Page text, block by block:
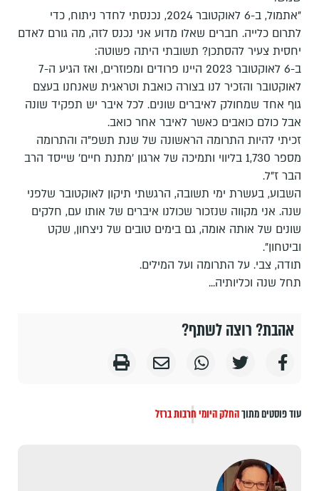
"אתמול, ב-6 לאוקטובר 2024, נכנסתי לחדר ניתוח, כדי
לתרום כלייה. חברים שאלו מדוע אני נכנס לזה, מה גורם לאדם
יחסית צעיר להסתכן? תשובתי היתה פשוטה:
ב-6 לאוקטובר 2023 היינו פרודים ומפוזרים, ואז הגיע ה-7
לאוקטובר והזכיר לנו בצורה כואבת וטראגית שאנחנו בעצם
גוף אחד שמחולק לאיברים שונים. לכל איבר יש תפקיד שונה
אבל כולם כואבים כאשר לאיבר אחר כואב.
זכיתי להיות התרומה הראשונה של שנת תשפ"ה והתרומה
מספר 1,730 בליווי ותמיכה של ארגון 'מתנת חיים' שייסד הרב
הבר ז"ל.
השבוע, בעשרת ימי תשובה, הרגשתי תיקון לאוקטובר שלפני
שנה. אני מקווה שנזכור שכולנו איברים של אותו עם, חלקים
שונים של אותה אומה, גם בימים טובים של ניצחון, שקט
וביטחון".
תודה, צבי. על התרומה ועל המילים.
תחל שנה וכליותיה...
אהבת? רוצה לשתף?
עוד פוסטים מתוךהחלק היומיחרבות ברזל